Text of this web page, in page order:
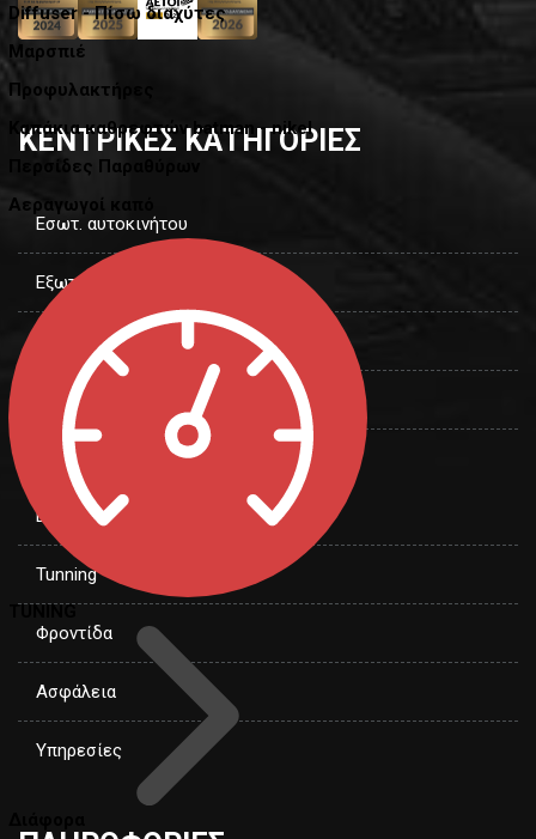
Diffuser - Πίσω διαχύτες
Μαρσπιέ
Προφυλακτήρες
Καπάκια καθρεφτών batman - nikel
Περσίδες Παραθύρων
Αεραγωγοί καπό
TUNING
ΚΕΝΤΡΙΚΕΣ ΚΑΤΗΓΟΡΙΕΣ
Εσωτ. αυτοκινήτου
Εξωτ. αυτοκινήτου
Φωτισμός
Αξεσουάρ
Ηλεκτρικά
Body Kits
Tunning
Φροντίδα
Ασφάλεια
Υπηρεσίες